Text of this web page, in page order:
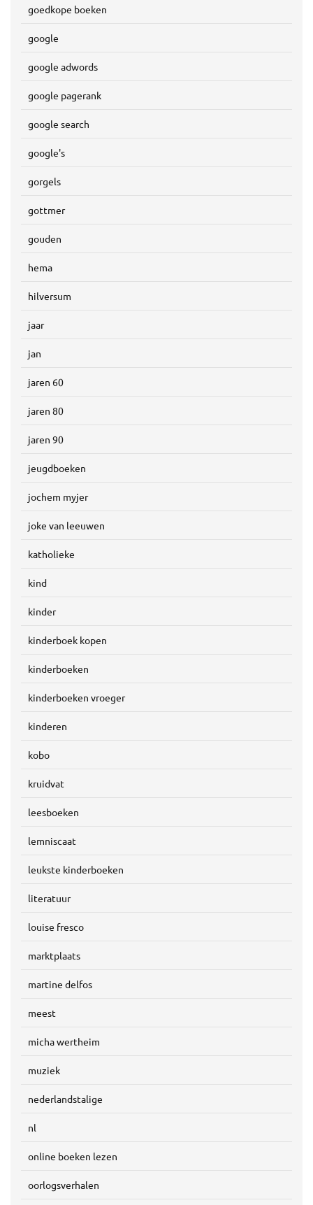
goedkope boeken
google
google adwords
google pagerank
google search
google's
gorgels
gottmer
gouden
hema
hilversum
jaar
jan
jaren 60
jaren 80
jaren 90
jeugdboeken
jochem myjer
joke van leeuwen
katholieke
kind
kinder
kinderboek kopen
kinderboeken
kinderboeken vroeger
kinderen
kobo
kruidvat
leesboeken
lemniscaat
leukste kinderboeken
literatuur
louise fresco
marktplaats
martine delfos
meest
micha wertheim
muziek
nederlandstalige
nl
online boeken lezen
oorlogsverhalen